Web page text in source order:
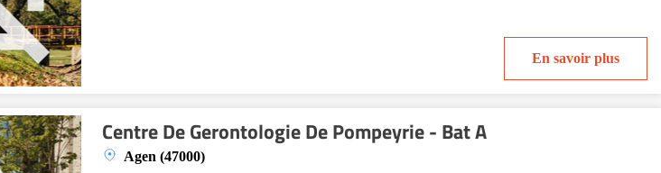
En savoir plus
Centre De Gerontologie De Pompeyrie - Bat A
Agen (47000)